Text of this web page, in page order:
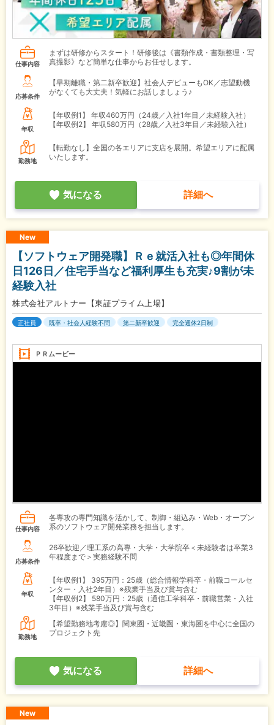
仕事内容
まずは研修からスタート！研修後は《書類作成・書類整理・写
真撮影》など簡単な仕事からお任せします。
応募条件
【早期離職・第二新卒歓迎】社会人デビューもOK／志望動機
がなくても大丈夫！気軽にお話しましょう♪
年収
【年収例1】
年収460万円（24歳／入社1年目／未経験入社）
【年収例2】
年収580万円（28歳／入社3年目／未経験入社）
勤務地
【転勤なし】全国の各エリアに支店を展開。希望エリアに配属
いたします。
気になる 詳細へ
New
【ソフトウェア開発職】Ｒｅ就活入社も◎年間休
日126日／住宅手当など福利厚生も充実♪9割が未
経験入社
株式会社アルトナー【東証プライム上場】
正社員 既卒・社会人経験不問 第二新卒歓迎 完全週休2日制
ＰＲムービー
仕事内容
各専攻の専門知識を活かして、制御・組込み・Web・オープン
系のソフトウェア開発業務を担当します。
応募条件
26卒歓迎／理工系の高専・大学・大学院卒＜未経験者は卒業3
年程度まで＞実務経験不問
年収
【年収例1】
395万円：25歳（総合情報学科卒・前職コールセ
ンター・入社2年目）※残業手当及び賞与含む
【年収例2】
580万円：25歳（通信工学科卒・前職営業・入社
3年目）※残業手当及び賞与含む
勤務地
【希望勤務地考慮◎】関東圏・近畿圏・東海圏を中心に全国の
プロジェクト先
気になる 詳細へ
New